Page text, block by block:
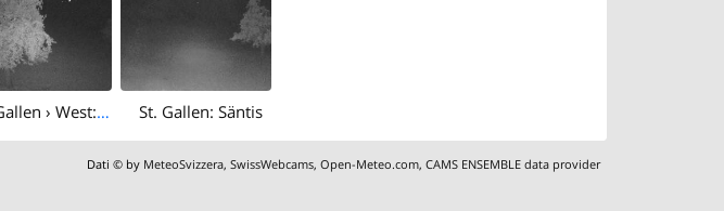
St. Gallen › West: Winkeln St. Gallen: Säntis
Dati © by MeteoSvizzera,SwissWebcams,Open-Meteo.com,CAMS ENSEMBLE data provider